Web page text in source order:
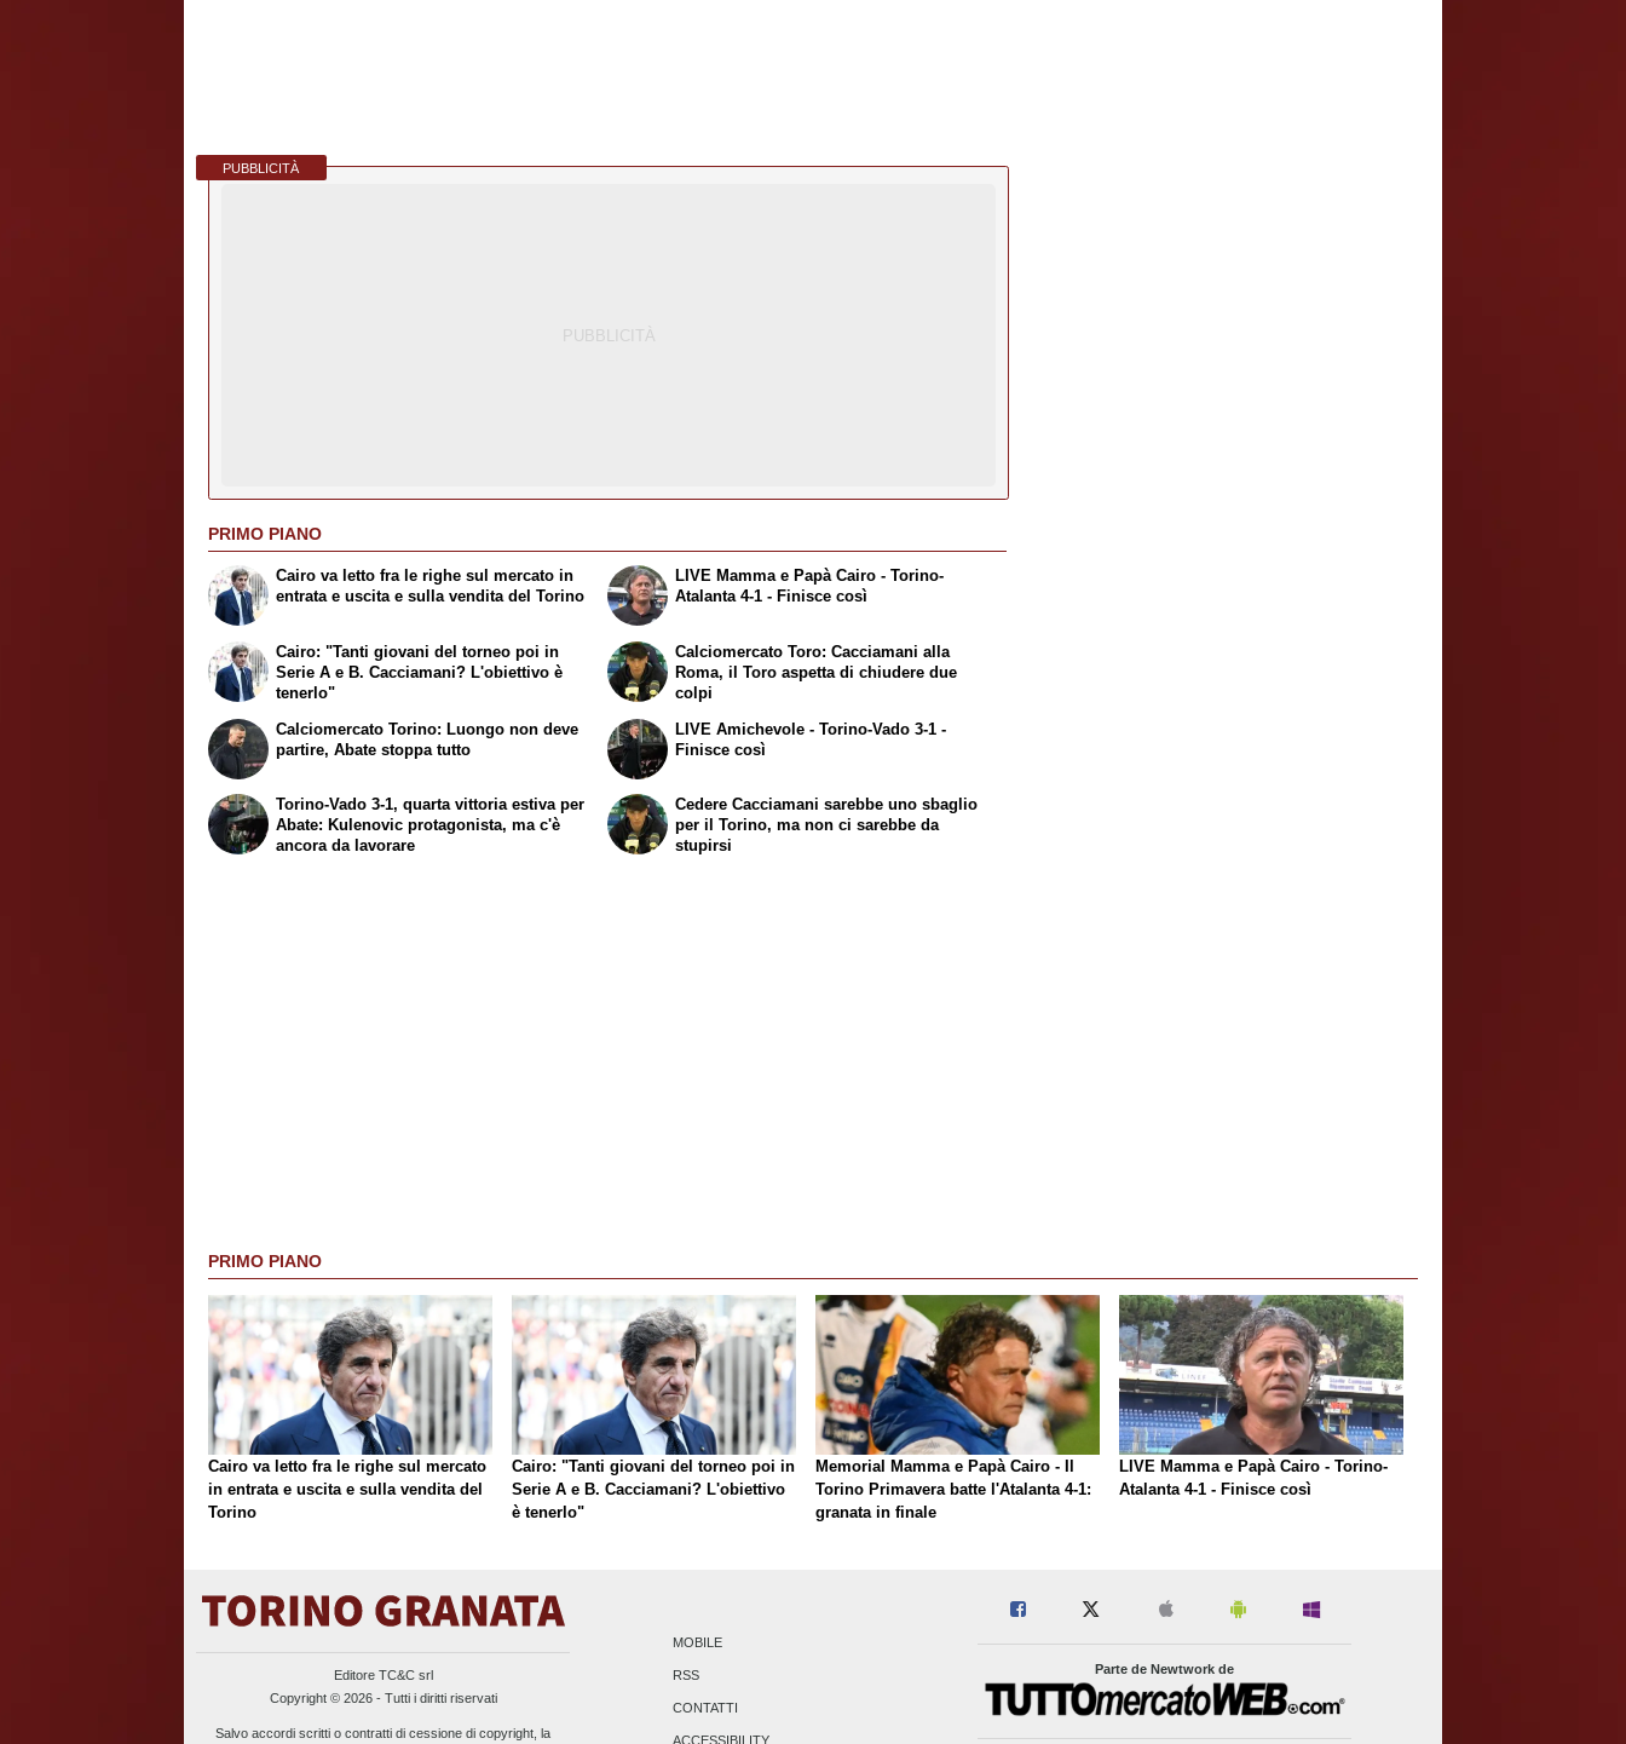
PUBBLICITÀ
PRIMO PIANO
Cairo va letto fra le righe sul mercato in
entrata e uscita e sulla vendita del Torino
Cairo: "Tanti giovani del torneo poi in
Serie A e B. Cacciamani? L'obiettivo è
tenerlo"
LIVE Mamma e Papà Cairo - Torino-
Atalanta 4-1 - Finisce così
Calciomercato Toro: Cacciamani alla
Roma, il Toro aspetta di chiudere due
colpi
Calciomercato Torino: Luongo non deve
partire, Abate stoppa tutto
Torino-Vado 3-1, quarta vittoria estiva per
Abate: Kulenovic protagonista, ma c'è
ancora da lavorare
LIVE Amichevole - Torino-Vado 3-1 -
Finisce così
Cedere Cacciamani sarebbe uno sbaglio
per il Torino, ma non ci sarebbe da
stupirsi
PRIMO PIANO
Cairo va letto fra le righe sul mercato
in entrata e uscita e sulla vendita del
Torino
Cairo: "Tanti giovani del torneo poi in
Serie A e B. Cacciamani? L'obiettivo
è tenerlo"
Memorial Mamma e Papà Cairo - Il
Torino Primavera batte l'Atalanta 4-1:
granata in finale
LIVE Mamma e Papà Cairo - Torino-
Atalanta 4-1 - Finisce così
Editore TC&C srl
Copyright © 2026 - Tutti i diritti riservati
Salvo accordi scritti o contratti di cessione di copyright, la
MOBILE
RSS
CONTATTI
Parte de Newtwork de